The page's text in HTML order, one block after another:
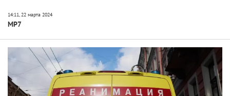
МР7